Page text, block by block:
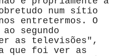
num sítio
entretermos. O
segundo
as televisões",
que foi ver as